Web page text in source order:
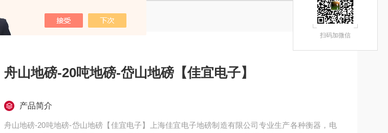
舟山地磅-20吨地磅-岱山地磅【佳宜电子】
产品简介
舟山地磅-20吨地磅-岱山地磅【佳宜电子】上海佳宜电子地磅制造有限公司专业生产各种衡器，电
扫码加微信